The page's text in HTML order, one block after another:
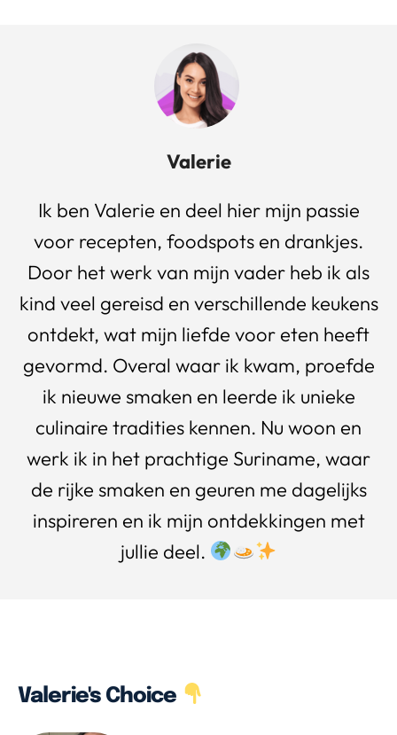
Valerie
Ik ben Valerie en deel hier mijn passie
voor recepten, foodspots en drankjes.
Door het werk van mijn vader heb ik als
kind veel gereisd en verschillende keukens
ontdekt, wat mijn liefde voor eten heeft
gevormd. Overal waar ik kwam, proefde
ik nieuwe smaken en leerde ik unieke
culinaire tradities kennen. Nu woon en
werk ik in het prachtige Suriname, waar
de rijke smaken en geuren me dagelijks
inspireren en ik mijn ontdekkingen met
jullie deel.
Valerie's Choice